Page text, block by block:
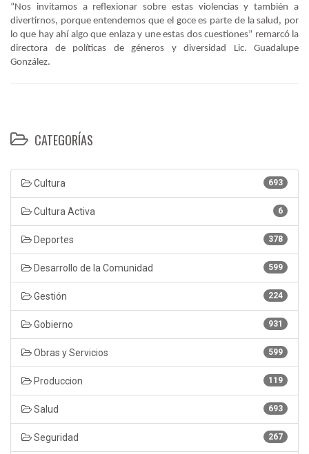
“Nos invitamos a reflexionar sobre estas violencias y también a
divertirnos, porque entendemos que el goce es parte de la salud, por
lo que hay ahí algo que enlaza y une estas dos cuestiones” remarcó la
directora de políticas de géneros y diversidad Lic. Guadalupe
González.
CATEGORÍAS
693
Cultura
6
Cultura Activa
378
Deportes
599
Desarrollo de la Comunidad
224
Gestión
931
Gobierno
599
Obras y Servicios
119
Produccion
693
Salud
267
Seguridad